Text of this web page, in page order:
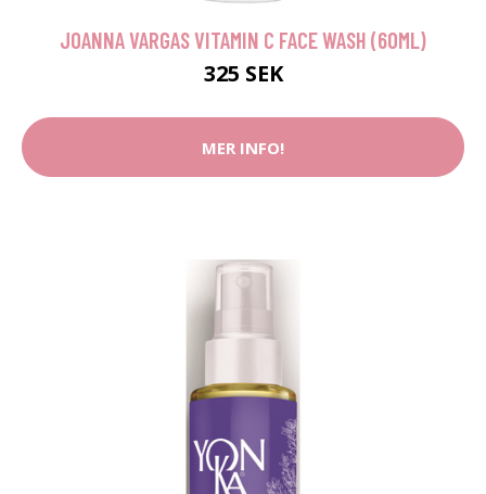
JOANNA VARGAS VITAMIN C FACE WASH (60ML)
325 SEK
MER INFO!